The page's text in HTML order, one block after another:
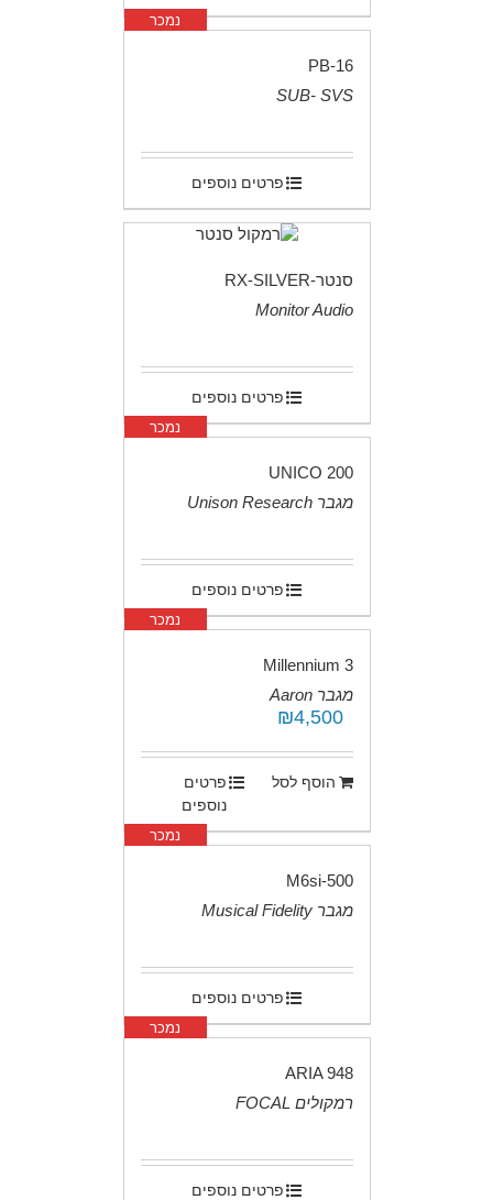
נמכר
PB-16
SUB- SVS
פרטים נוספים
סנטר-RX-SILVER
Monitor Audio
פרטים נוספים
נמכר
UNICO 200
מגבר Unison Research
פרטים נוספים
נמכר
Millennium 3
מגבר Aaron
₪4,500
הוסף לסל
פרטים
נוספים
נמכר
M6si-500
מגבר Musical Fidelity
פרטים נוספים
נמכר
ARIA 948
רמקולים FOCAL
פרטים נוספים